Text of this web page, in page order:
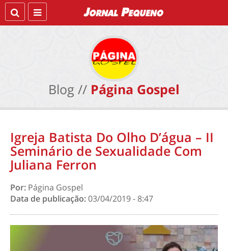
Blog // Página Gospel
Igreja Batista Do Olho D’água – II
Seminário de Sexualidade Com
Juliana Ferron
Por: Página Gospel
Data de publicação:03/04/2019 - 8:47